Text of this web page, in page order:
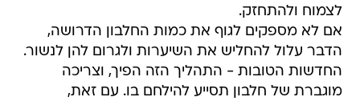
לצמוח ולהתחזק.
אם לא מספקים לגוף את כמות החלבון הדרושה,
הדבר עלול להחליש את השיערות ולגרום להן לנשור.
החדשות הטובות - התהליך הזה הפיך, וצריכה
מוגברת של חלבון תסייע להילחם בו. עם זאת,